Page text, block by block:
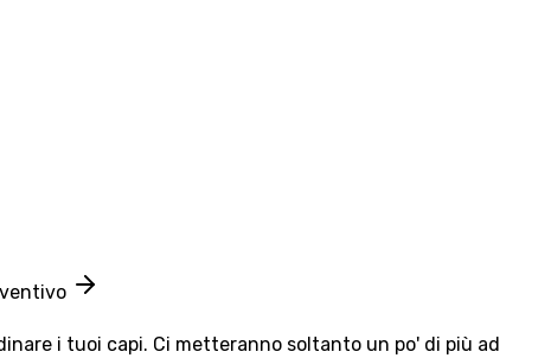
i tuoi capi. Ci metteranno soltanto un po' di più ad